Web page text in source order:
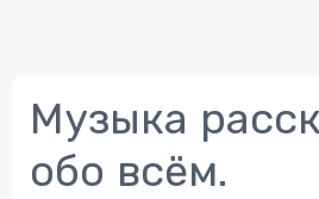
Музыка
обо всём.